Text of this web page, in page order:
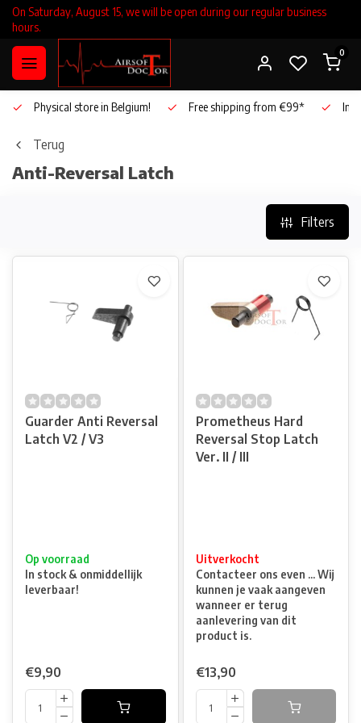
On Saturday, August 15, we will be open during our regular business
hours.
0
Physical store in Belgium! Free shipping from €99*
Terug
Anti-Reversal Latch
Filters
Guarder Anti Reversal
Latch V2 / V3
Op voorraad
In stock & onmiddellijk
leverbaar!
€9,90
Prometheus Hard
Reversal Stop Latch
Ver. II / III
Uitverkocht
Contacteer ons even ... Wij
kunnen je vaak aangeven
wanneer er terug
aanlevering van dit
product is.
€13,90